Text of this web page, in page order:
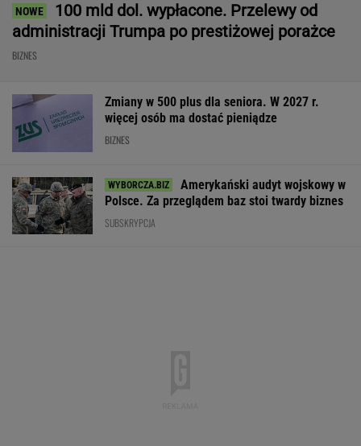
100 mld dol. wypłacone. Przelewy od
administracji Trumpa po prestiżowej porażce
BIZNES
Zmiany w 500 plus dla seniora. W 2027 r.
więcej osób ma dostać pieniądze
BIZNES
Amerykański audyt wojskowy w
Polsce. Za przeglądem baz stoi twardy biznes
SUBSKRYPCJA